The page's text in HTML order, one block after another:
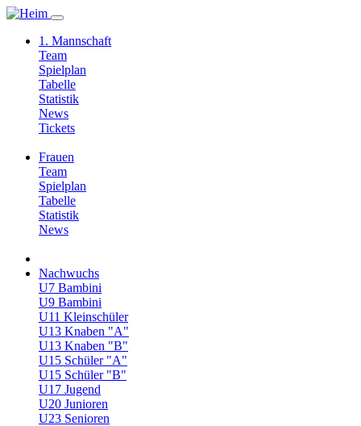
1. Mannschaft
Team
Spielplan
Tabelle
Statistik
News
Tickets
Frauen
Team
Spielplan
Tabelle
Statistik
News
Nachwuchs
U7 Bambini
U9 Bambini
U11 Kleinschüler
U13 Knaben "A"
U13 Knaben "B"
U15 Schüler "A"
U15 Schüler "B"
U17 Jugend
U20 Junioren
U23 Senioren